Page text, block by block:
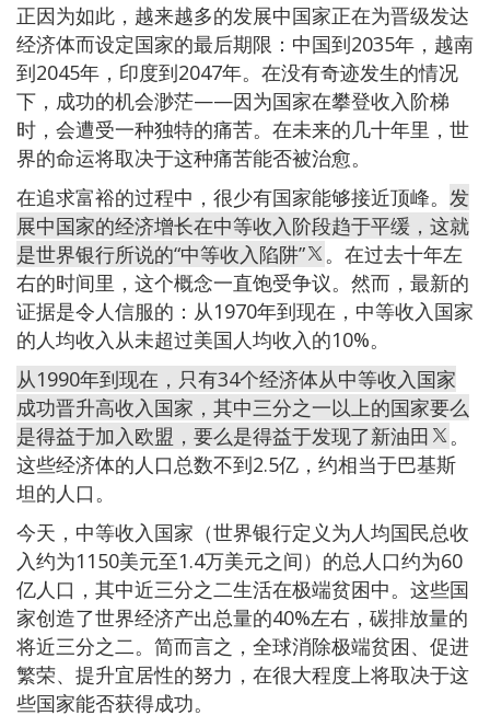
正因为如此，越来越多的发展中国家正在为晋级发达
经济体而设定国家的最后期限：中国到2035年，越南
到2045年，印度到2047年。在没有奇迹发生的情况
下，成功的机会渺茫——因为国家在攀登收入阶梯
时，会遭受一种独特的痛苦。在未来的几十年里，世
界的命运将取决于这种痛苦能否被治愈。
在追求富裕的过程中，很少有国家能够接近顶峰。 发
展中国家的经济增长在中等收入阶段趋于平缓，这就
是世界银行所说的“中等收入陷阱”
。在过去十年左
右的时间里，这个概念一直饱受争议。然而，最新的
证据是令人信服的：从1970年到现在，中等收入国家
的人均收入从未超过美国人均收入的10%。
从1990年到现在，只有34个经济体从中等收入国家
成功晋升高收入国家，其中三分之一以上的国家要么
是得益于加入欧盟，要么是得益于发现了新油田
。
这些经济体的人口总数不到2.5亿，约相当于巴基斯
坦的人口。
今天，中等收入国家（世界银行定义为人均国民总收
入约为1150美元至1.4万美元之间）的总人口约为60
亿人口，其中近三分之二生活在极端贫困中。这些国
家创造了世界经济产出总量的40%左右，碳排放量的
将近三分之二。简而言之，全球消除极端贫困、促进
繁荣、提升宜居性的努力，在很大程度上将取决于这
些国家能否获得成功。